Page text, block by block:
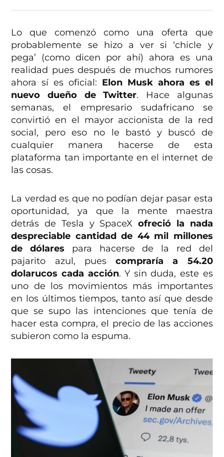
Lo que comenzó como una oferta que
probablemente se hizo a ver si ‘chicle y
pega’ (como dicen por ahí) ahora es una
realidad pues después de muchos rumores
ahora sí es oficial: Elon Musk ahora es el
nuevo dueño de Twitter. Hace algunas
semanas, el empresario sudafricano se
convirtió en el mayor accionista de la red
social, pero eso no le bastó y buscó de
cualquier manera hacerse de esta
plataforma tan importante en el internet de
las cosas.
La verdad es que no podían dejar pasar esta
oportunidad, ya que la mente maestra
detrás de Tesla y SpaceXofreció la nada
despreciable cantidad de 44 mil millones
de dólares para hacerse de la red del
pajarito azul, puescompraría a 54.20
dolarucos cada acción. Y sin duda, este es
uno de los movimientos más importantes
en los últimos tiempos, tanto así que desde
que se supo las intenciones que tenía de
hacer esta compra, el precio de las acciones
subieron como la espuma.